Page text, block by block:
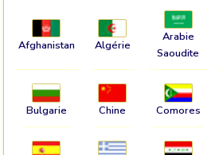
Afghanistan Algérie
Arabie
Saoudite
Bulgarie Chine Comores